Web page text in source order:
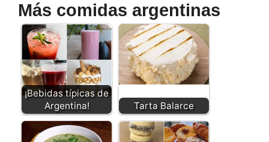
Más comidas argentinas
¡Bebidas típicas de
Argentina!
Tarta Balarce